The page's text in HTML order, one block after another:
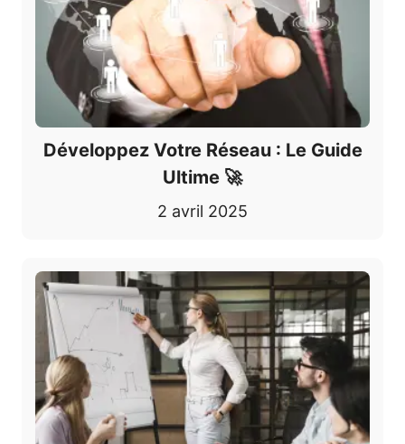
Développez Votre Réseau : Le Guide
Ultime 🚀
2 avril 2025